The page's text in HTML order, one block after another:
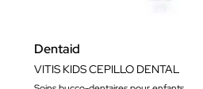
Dentaid
VITIS KIDS CEPILLO DENTAL